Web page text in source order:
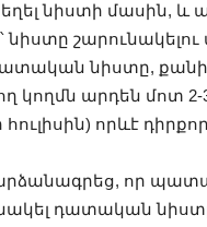
նիստի մասին, և
նիստը
նիստը, քանի
արդեն մոտ 2-3
որևէ
որ
դատական